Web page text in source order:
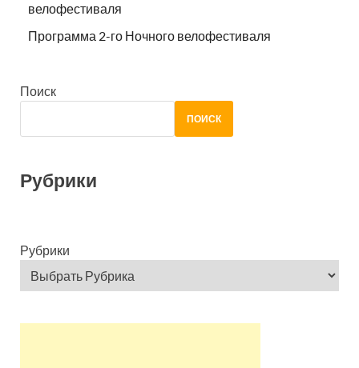
велофестиваля
Программа 2-го Ночного велофестиваля
Поиск
ПОИСК
Рубрики
Рубрики